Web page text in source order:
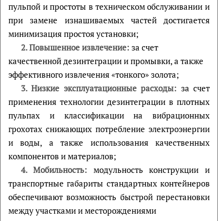
пульпой и простоты в техническом обслуживании и
при замене изнашиваемых частей достигается
минимизация простоя установки;
2. Повышенное извлечение: за счет
качественной дезинтеграции и промывки, а также
эффективного извлечения «тонкого» золота;
3. Низкие эксплуатационные расходы: за счет
применения технологии дезинтеграции в плотных
пульпах и классификации на вибрационных
грохотах снижающих потребление электроэнергии
и воды, а также использования качественных
компонентов и материалов;
4. Мобильность: модульность конструкции и
транспортные габариты стандартных контейнеров
обеспечивают возможность быстрой перестановки
между участками и месторождениями